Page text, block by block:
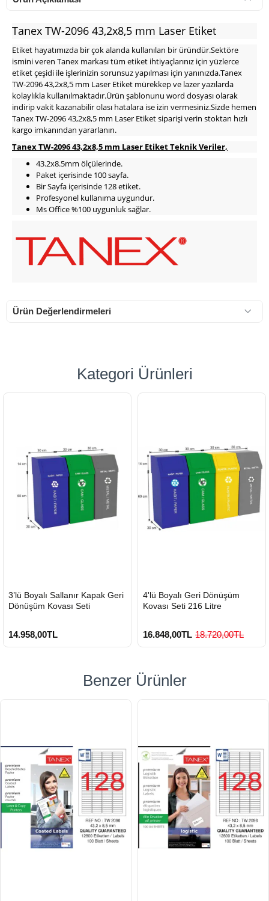
Tanex TW-2096 43,2x8,5 mm Laser Etiket
Etiket hayatımızda bir çok alanda kullanılan bir üründür.Sektöre
ismini veren Tanex markası tüm etiket ihtiyaçlarınız için yüzlerce
etiket çeşidi ile işlerinizin sorunsuz yapılması için yanınızda.Tanex
TW-2096 43,2x8,5 mm Laser Etiket mürekkep ve lazer yazılarda
kolaylıkla kullanılmaktadır.Ürün şablonunu word dosyası olarak
indirip vakit kazanabilir olası hatalara ise izin vermesiniz.Sizde hemen
Tanex TW-2096 43,2x8,5 mm Laser Etiket siparişi verin stoktan hızlı
kargo imkanından yararlanın.
Tanex TW-2096 43,2x8,5 mm Laser Etiket Teknik Veriler,
43.2x8.5mm ölçülerinde.
Paket içerisinde 100 sayfa.
Bir Sayfa içerisinde 128 etiket.
Profesyonel kullanıma uygundur.
Ms Office %100 uygunluk sağlar.
Ürün Değerlendirmeleri
Kategori Ürünleri
GÖNDERİ
3’lü Boyalı Sallanır Kapak Geri
Dönüşüm Kovası Seti
14.958,00TL
GÖNDERİ
4'lü Boyalı Geri Dönüşüm
Kovası Seti 216 Litre
16.848,00TL 18.720,00TL
Benzer Ürünler